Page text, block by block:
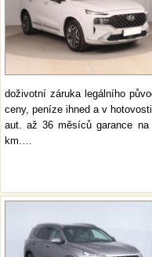
doživotní záruka legálního
ceny, peníze ihned a v
aut. až 36 měsíců garance
km.…